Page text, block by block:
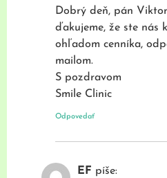
Dobrý deň, pán
ďakujeme, že ste nás
ohľadom cenníka,
mailom.
S pozdravom
Smile Clinic
Odpovedať
EF píše: